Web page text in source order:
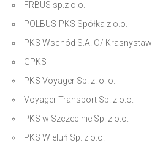
FRBUS sp.z o.o.
POLBUS-PKS Spółka z o.o.
PKS Wschód S.A. O/ Krasnystaw
GPKS
PKS Voyager Sp. z. o. o.
Voyager Transport Sp. z o.o.
PKS w Szczecinie Sp. z o.o.
PKS Wieluń Sp. z o.o.